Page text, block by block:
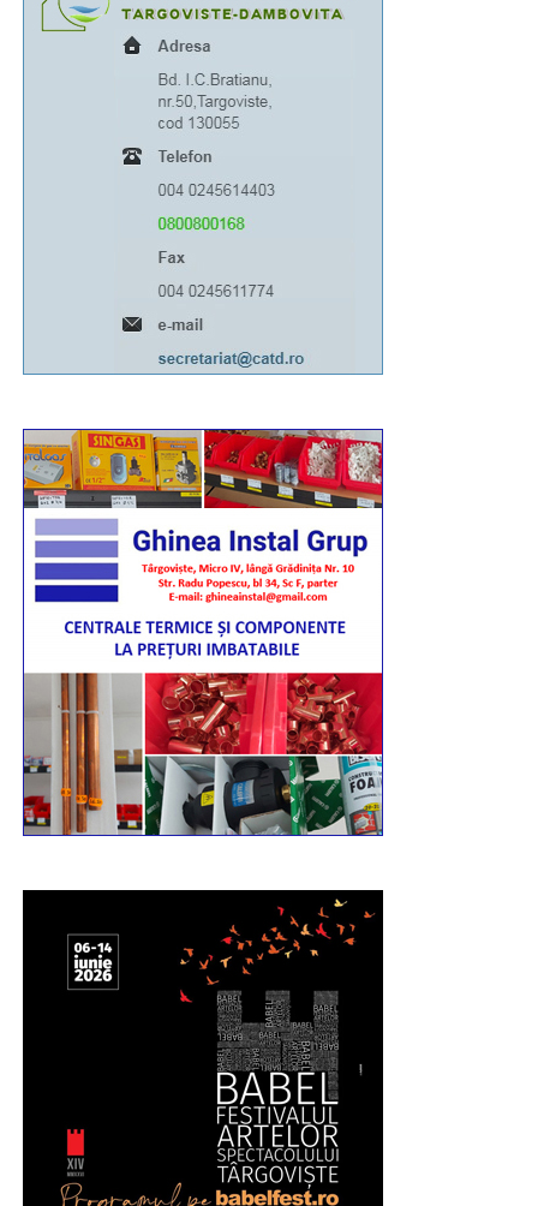
(segmentul cuprins între complexul „Mondial” și Casa
Sindicatelor), începând cu ziua de luni, 10 august, ora
15:00, până marți, 11 august, ora 15:00, iar pe Strada
Revoluției, în ziua de 10 august, între orele 15:00-
21:00. Totodată, marți, 11 august, între orele 06:00-
13:00, Bulevardul Libertății va fi închis total circulației
Având în vedere toate acestea, îi rog pe toți cei
afectați să manifeste înțelegere, răbdare și
bunăvoință”, a transmis pr. conf. univ. dr. Ionuț
Ghibanu – vicar eparhial al Arhiepiscopiei Târgoviștei.
Urmărește Incomod Media și pe Google News